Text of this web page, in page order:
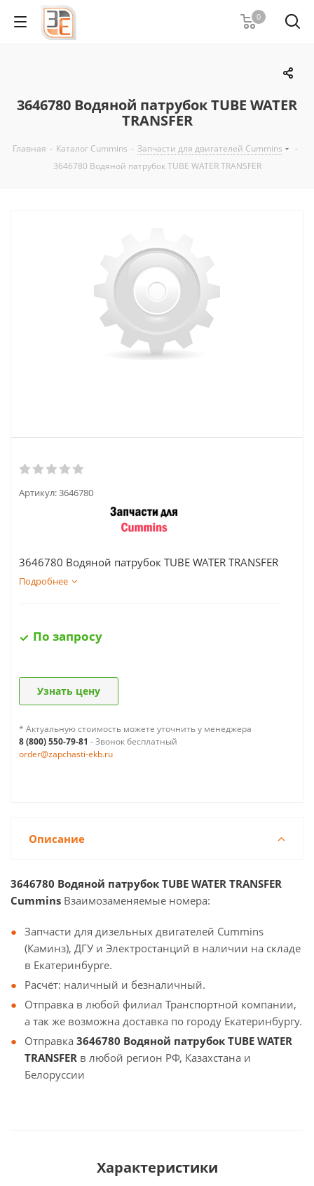
0
3646780 Водяной патрубок TUBE WATER
TRANSFER
Главная - Каталог Cummins - Запчасти для двигателей Cummins
-
3646780 Водяной патрубок TUBE WATER TRANSFER
Артикул:3646780
3646780 Водяной патрубок TUBE WATER TRANSFER
Подробнее
По запросу
Узнать цену
* Актуальную стоимость можете уточнить у менеджера
8 (800) 550-79-81 - Звонок бесплатный
order@zapchasti-ekb.ru
Описание
3646780 Водяной патрубок TUBE WATER TRANSFER
Cummins Взаимозаменяемые номера:
Запчасти для дизельных двигателей Cummins
(Каминз), ДГУ и Электростанций в наличии на складе
в Екатеринбурге.
Расчёт: наличный и безналичный.
Отправка в любой филиал Транспортной компании,
а так же возможна доставка по городу Екатеринбургу.
Отправка 3646780 Водяной патрубок TUBE WATER
TRANSFER в любой регион РФ, Казахстана и
Белоруссии
Характеристики